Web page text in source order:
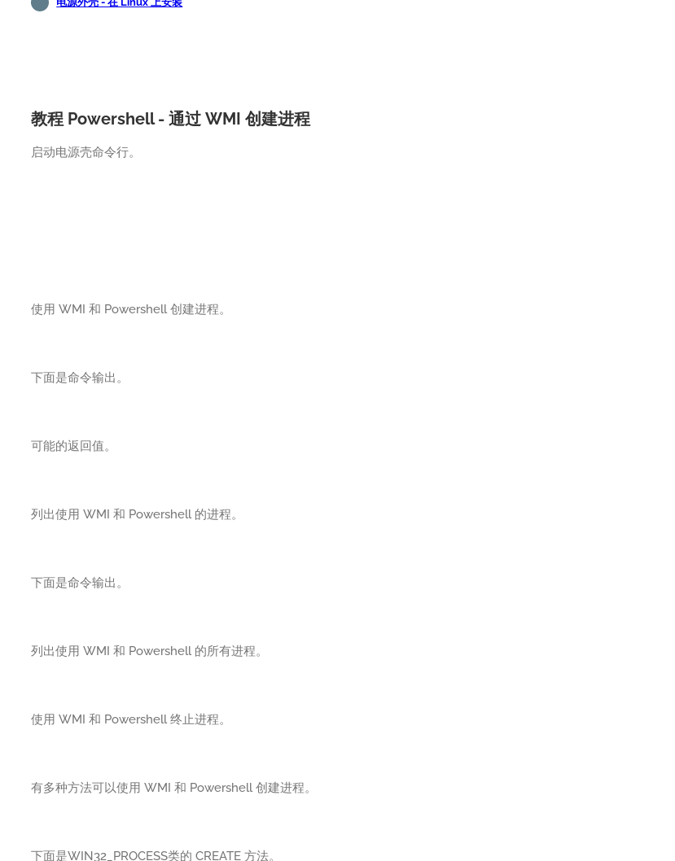
教程 Powershell - 通过 WMI 创建进程
启动电源壳命令行。
使用 WMI 和 Powershell 创建进程。
下面是命令输出。
可能的返回值。
列出使用 WMI 和 Powershell 的进程。
下面是命令输出。
列出使用 WMI 和 Powershell 的所有进程。
使用 WMI 和 Powershell 终止进程。
有多种方法可以使用 WMI 和 Powershell 创建进程。
下面是WIN32_PROCESS类的 CREATE 方法。